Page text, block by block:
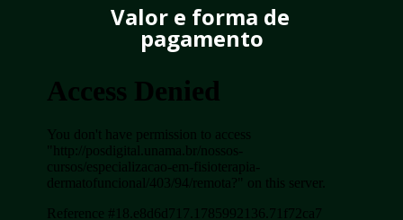
Valor e forma de
pagamento